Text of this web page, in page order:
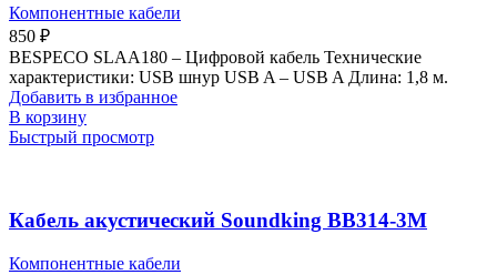
Компонентные кабели
850 ₽
BESPECO SLAA180 – Цифровой кабель Технические
характеристики: USB шнур USB A – USB A Длина: 1,8 м.
Добавить в избранное
В корзину
Быстрый просмотр
Кабель акустический Soundking BB314-3M
Компонентные кабели